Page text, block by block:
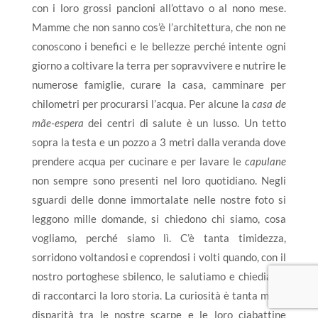
con i loro grossi pancioni all’ottavo o al nono mese.
Mamme che non sanno cos’è l’architettura, che non ne
conoscono i benefici e le bellezze perché intente ogni
giorno a coltivare la terra per sopravvivere e nutrire le
numerose famiglie, curare la casa, camminare per
chilometri per procurarsi l’acqua. Per alcune lacasa de
mãe-espera dei centri di salute è un lusso. Un tetto
sopra la testa e un pozzo a 3 metri dalla veranda dove
prendere acqua per cucinare e per lavare lecapulane
non sempre sono presenti nel loro quotidiano. Negli
sguardi delle donne immortalate nelle nostre foto si
leggono mille domande, si chiedono chi siamo, cosa
vogliamo, perché siamo lì. C’è tanta timidezza,
sorridono voltandosi e coprendosi i volti quando, con il
nostro portoghese sbilenco, le salutiamo e chiediamo
di raccontarci la loro storia. La curiosità è tanta ma la
disparità tra le nostre scarpe e le loro ciabattine